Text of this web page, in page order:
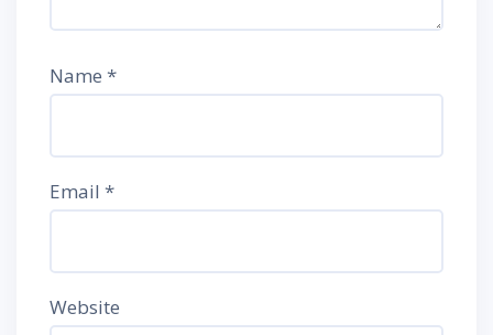
Name *
Email *
Website